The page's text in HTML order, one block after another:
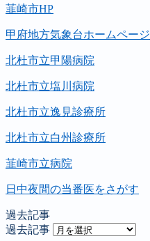
韮崎市HP
甲府地方気象台ホームページ
北杜市立甲陽病院
北杜市立塩川病院
北杜市立逸見診療所
北杜市立白州診療所
韮崎市立病院
日中夜間の当番医をさがす
過去記事
過去記事